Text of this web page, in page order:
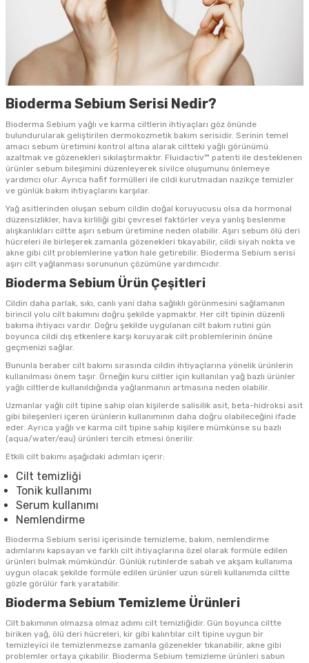
Bioderma Sebium Serisi Nedir?
Bioderma Sebium yağlı ve karma ciltlerin ihtiyaçları göz önünde
bulundurularak geliştirilen dermokozmetik bakım serisidir. Serinin temel
amacı sebum üretimini kontrol altına alarak ciltteki yağlı görünümü
azaltmak ve gözenekleri sıkılaştırmaktır. Fluidactiv™ patenti ile desteklenen
ürünler sebum bileşimini düzenleyerek sivilce oluşumunu önlemeye
yardımcı olur. Ayrıca hafif formülleri ile cildi kurutmadan nazikçe temizler
ve günlük bakım ihtiyaçlarını karşılar.
Yağ asitlerinden oluşan sebum cildin doğal koruyucusu olsa da hormonal
düzensizlikler, hava kirliliği gibi çevresel faktörler veya yanlış beslenme
alışkanlıkları ciltte aşırı sebum üretimine neden olabilir. Aşırı sebum ölü deri
hücreleri ile birleşerek zamanla gözenekleri tıkayabilir, cildi siyah nokta ve
akne gibi cilt problemlerine yatkın hale getirebilir. Bioderma Sebium serisi
aşırı cilt yağlanması sorununun çözümüne yardımcıdır.
Bioderma Sebium Ürün Çeşitleri
Cildin daha parlak, sıkı, canlı yani daha sağlıklı görünmesini sağlamanın
birincil yolu cilt bakımını doğru şekilde yapmaktır. Her cilt tipinin düzenli
bakıma ihtiyacı vardır. Doğru şekilde uygulanan cilt bakım rutini gün
boyunca cildi dış etkenlere karşı koruyarak cilt problemlerinin önüne
geçmenizi sağlar.
Bununla beraber cilt bakımı sırasında cildin ihtiyaçlarına yönelik ürünlerin
kullanılması önem taşır. Örneğin kuru ciltler için kullanılan yağ bazlı ürünler
yağlı ciltlerde kullanıldığında yağlanmanın artmasına neden olabilir.
Uzmanlar yağlı cilt tipine sahip olan kişilerde salisilik asit, beta-hidroksi asit
gibi bileşenleri içeren ürünlerin kullanımının daha doğru olabileceğini ifade
eder. Ayrıca yağlı ve karma cilt tipine sahip kişilere mümkünse su bazlı
(aqua/water/eau) ürünleri tercih etmesi önerilir.
Etkili cilt bakımı aşağıdaki adımları içerir:
Cilt temizliği
Tonik kullanımı
Serum kullanımı
Nemlendirme
Bioderma Sebium serisi içerisinde temizleme, bakım, nemlendirme
adımlarını kapsayan ve farklı cilt ihtiyaçlarına özel olarak formüle edilen
ürünleri bulmak mümkündür. Günlük rutinlerde sabah ve akşam kullanıma
uygun olacak şekilde formüle edilen ürünler uzun süreli kullanımda ciltte
gözle görülür fark yaratabilir.
Bioderma Sebium Temizleme Ürünleri
Cilt bakımının olmazsa olmaz adımı cilt temizliğidir. Gün boyunca ciltte
biriken yağ, ölü deri hücreleri, kir gibi kalıntılar cilt tipine uygun bir
temizleyici ile temizlenmezse zamanla gözenekler tıkanabilir, akne gibi
problemler ortaya çıkabilir. Bioderma Sebium temizleme ürünleri sabun